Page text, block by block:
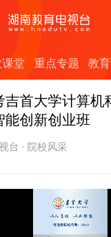
堂 重点专题 教
吉首大学计算机
能创新创业班
台 · 院校风采